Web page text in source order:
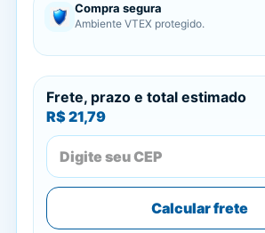
Compra segura
Ambiente VTEX protegido.
Frete, prazo e total estimado
R$ 21,79
Calcular frete